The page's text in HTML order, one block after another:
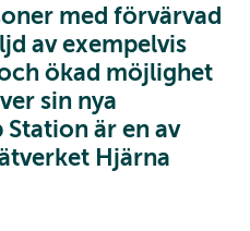
med förvärvad
av exempelvis
ökad möjlighet
sin nya
är en av
Hjärna